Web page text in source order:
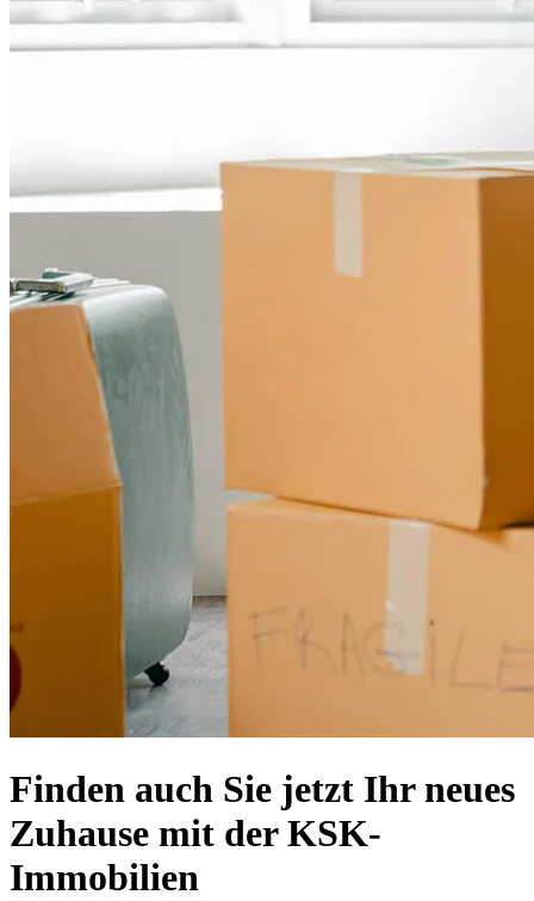
Finden auch Sie jetzt Ihr neues
Zuhause mit der KSK-
Immobilien